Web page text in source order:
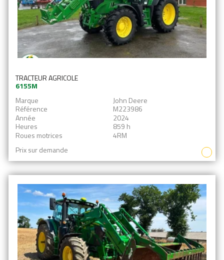
TRACTEUR AGRICOLE
6155M
Marque
John Deere
Référence
M223986
Année
2024
Heures
859 h
Roues motrices
4RM
Prix sur demande